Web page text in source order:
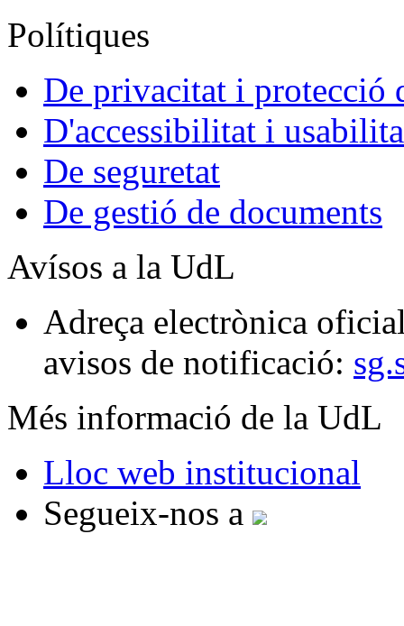
Polítiques
De privacitat i protecció
D'accessibilitat i
De seguretat
De gestió de documents
Avísos a la UdL
Adreça electrònica
avisos de notificació:
Més informació de la UdL
Lloc web institucional
Segueix-nos a